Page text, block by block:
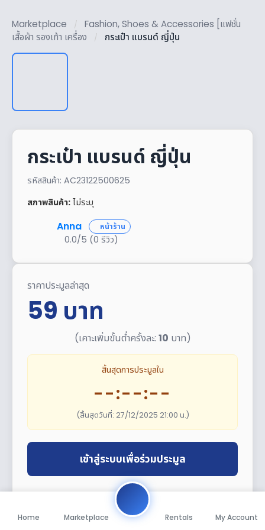
Marketplace /
Fashion, Shoes & Accessories [แฟชั่น
เสื้อผ้า รองเท้า เครื่อง
/ กระเป๋า แบรนด์ ญี่ปุ่น
กระเป๋า แบรนด์ ญี่ปุ่น
รหัสสินค้า: AC23122500625
สภาพสินค้า: ไม่ระบุ
Anna หน้าร้าน
0.0/5 (0 รีวิว)
ราคาประมูลล่าสุด
59 บาท
(เคาะเพิ่มขั้นต่ำครั้งละ: 10 บาท)
สิ้นสุดการประมูลใน
--:--:--
(สิ้นสุดวันที่: 27/12/2025 21:00 น.)
เข้าสู่ระบบเพื่อร่วมประมูล
Home Marketplace Rentals My Account